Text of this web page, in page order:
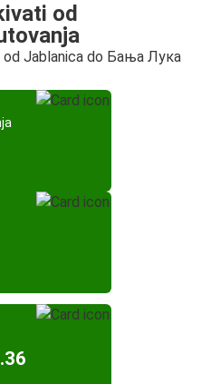
od
od Jablanica do Бања Лука